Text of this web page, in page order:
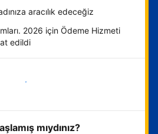
aracılık edeceğiz
2026 için Ödeme Hizmeti
edildi
başla
mıydınız?